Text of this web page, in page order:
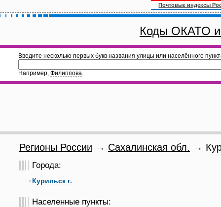
Почтовые индексы
Коды ОКАТО
Введите несколько первых букв названия улицы или населённого
Например, Филиппова.
Регионы России → Сахалинская обл. →
Города:
Курильск г.
Населенные пункты: